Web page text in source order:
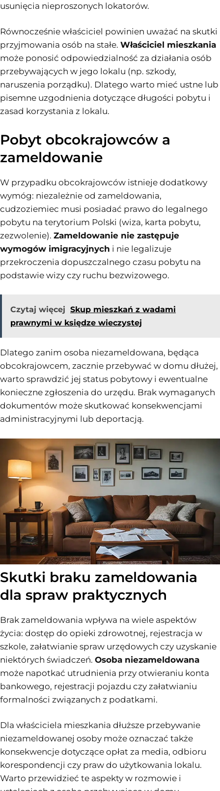
usunięcia nieproszonych lokatorów.
Równocześnie właściciel powinien uważać na skutki
przyjmowania osób na stałe. Właściciel mieszkania
może ponosić odpowiedzialność za działania osób
przebywających w jego lokalu (np. szkody,
naruszenia porządku). Dlatego warto mieć ustne lub
pisemne uzgodnienia dotyczące długości pobytu i
zasad korzystania z lokalu.
Pobyt obcokrajowców a
zameldowanie
W przypadku obcokrajowców istnieje dodatkowy
wymóg: niezależnie od zameldowania,
cudzoziemiec musi posiadać prawo do legalnego
pobytu na terytorium Polski (wiza, karta pobytu,
zezwolenie). Zameldowanie nie zastępuje
wymogów imigracyjnych i nie legalizuje
przekroczenia dopuszczalnego czasu pobytu na
podstawie wizy czy ruchu bezwizowego.
Czytaj więcej Skup mieszkań z wadami
prawnymi w księdze wieczystej
Dlatego zanim osoba niezameldowana, będąca
obcokrajowcem, zacznie przebywać w domu dłużej,
warto sprawdzić jej status pobytowy i ewentualne
konieczne zgłoszenia do urzędu. Brak wymaganych
dokumentów może skutkować konsekwencjami
administracyjnymi lub deportacją.
Skutki braku zameldowania
dla spraw praktycznych
Brak zameldowania wpływa na wiele aspektów
życia: dostęp do opieki zdrowotnej, rejestracja w
szkole, załatwianie spraw urzędowych czy uzyskanie
niektórych świadczeń. Osoba niezameldowana
może napotkać utrudnienia przy otwieraniu konta
bankowego, rejestracji pojazdu czy załatwianiu
formalności związanych z podatkami.
Dla właściciela mieszkania dłuższe przebywanie
niezameldowanej osoby może oznaczać także
konsekwencje dotyczące opłat za media, odbioru
korespondencji czy praw do użytkowania lokalu.
Warto przewidzieć te aspekty w rozmowie i